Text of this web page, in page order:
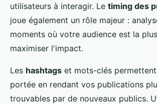
utilisateurs à interagir. Le timing des
joue également un rôle majeur :
moments où votre audience est la
maximiser l'impact.
Les hashtags et mots-clés
portée en rendant vos publications
trouvables par de nouveaux publics.